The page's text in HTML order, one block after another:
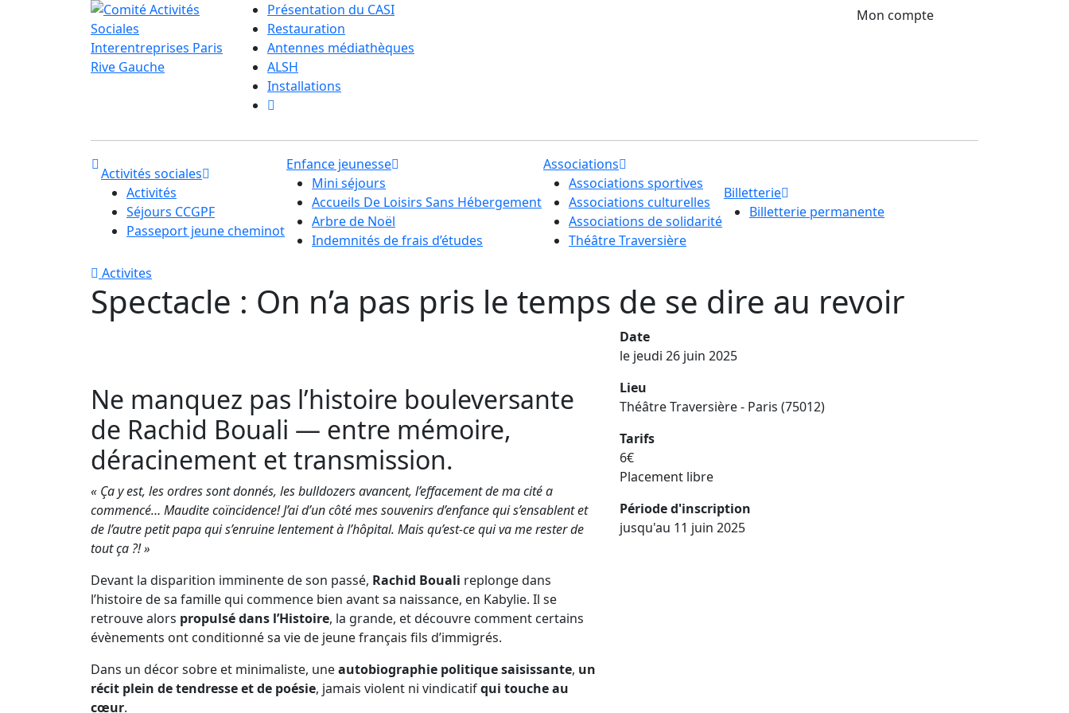
Présentation du CASI
Restauration
Antennes médiathèques
ALSH
Installations
Mon compte
Activités sociales
Activités
Séjours CCGPF
Passeport jeune cheminot
Enfance jeunesse
Mini séjours
Accueils De Loisirs Sans Hébergement
Arbre de Noël
Indemnités de frais d’études
Associations
Associations sportives
Associations culturelles
Associations de solidarité
Théâtre Traversière
Billetterie
Billetterie permanente
Activites
Spectacle : On n’a pas pris le temps de se dire au revoir
Ne manquez pas l’histoire bouleversante
de Rachid Bouali — entre mémoire,
déracinement et transmission.
« Ça y est, les ordres sont donnés, les bulldozers avancent, l’effacement de ma cité a
commencé… Maudite coïncidence! J’ai d’un côté mes souvenirs d’enfance qui s’ensablent et
de l’autre petit papa qui s’enruine lentement à l’hôpital. Mais qu’est-ce qui va me rester de
tout ça ?! »
Devant la disparition imminente de son passé, Rachid Bouali replonge dans
l’histoire de sa famille qui commence bien avant sa naissance, en Kabylie. Il se
retrouve alors propulsé dans l’Histoire, la grande, et découvre comment certains
évènements ont conditionné sa vie de jeune français fils d’immigrés.
Dans un décor sobre et minimaliste, uneautobiographie politique saisissante, un
récit plein de tendresse et de poésie, jamais violent ni vindicatifqui touche au
cœur.
Date
le jeudi 26 juin 2025
Lieu
Théâtre Traversière - Paris (75012)
Tarifs
6€
Placement libre
Période d'inscription
jusqu'au 11 juin 2025